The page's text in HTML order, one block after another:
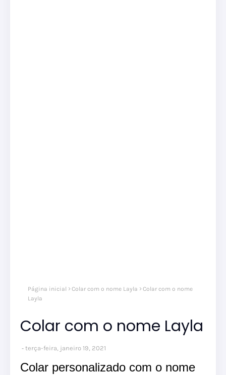
Página inicial Colar com o nome Layla
Colar com o nome
Layla
Colar com o nome Layla
terça-feira, janeiro 19, 2021
Colar personalizado com o nome